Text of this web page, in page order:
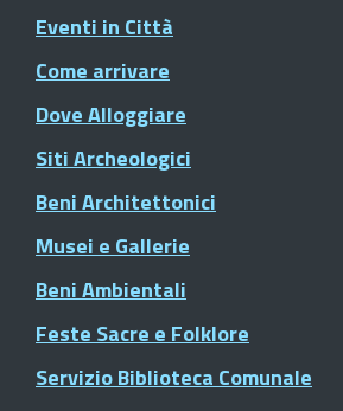
Eventi in Città
Come arrivare
Dove Alloggiare
Siti Archeologici
Beni Architettonici
Musei e Gallerie
Beni Ambientali
Feste Sacre e Folklore
Servizio Biblioteca Comunale